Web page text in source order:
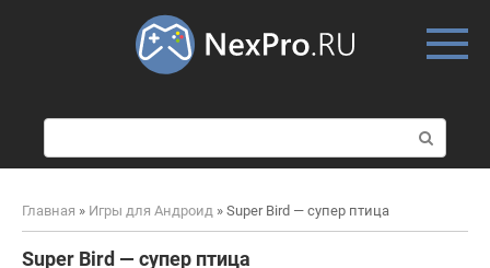
о
и
к
Главная » Игры для Андроид » Super Bird — cупер птица
Super Bird — cупер птица